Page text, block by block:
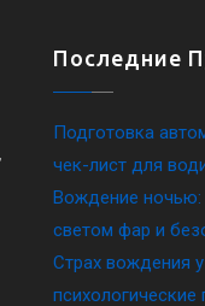
Последние
Подготовка
чек-лист для
Вождение ночью:
светом фар и
Страх вождения